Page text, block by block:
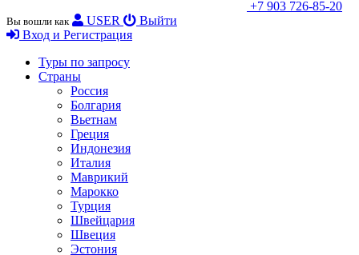
+7 903 726-85-20
Вы вошли как USER
Выйти
Вход и Регистрация
Туры по запросу
Страны
Россия
Болгария
Вьетнам
Греция
Индонезия
Италия
Маврикий
Марокко
Турция
Швейцария
Швеция
Эстония